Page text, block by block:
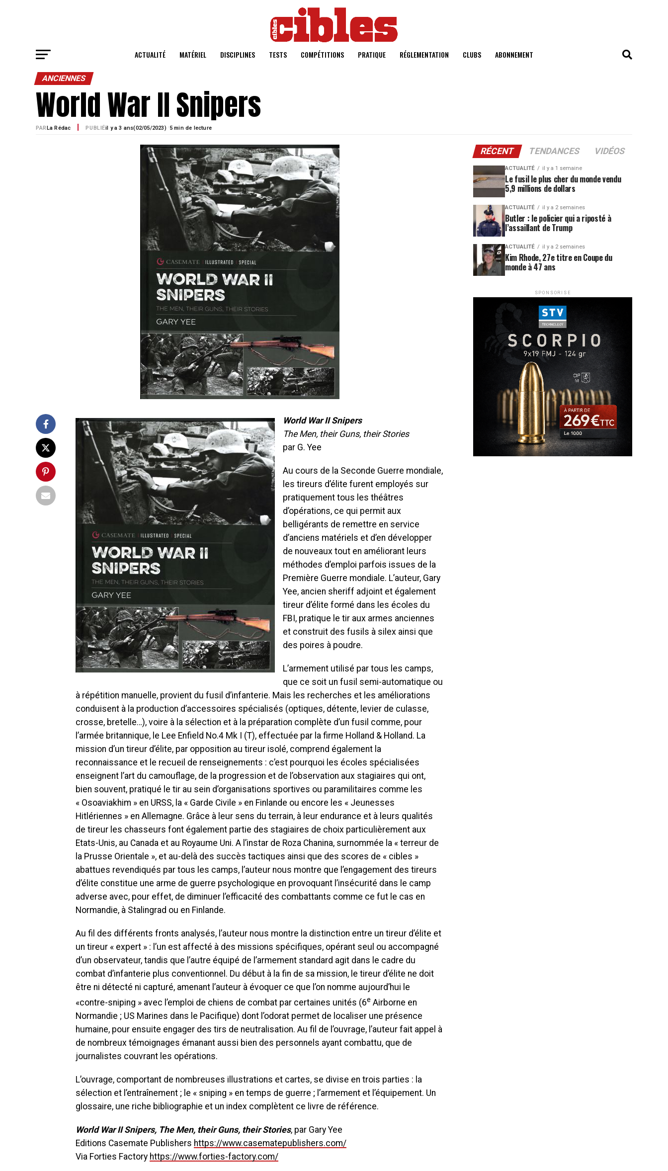
ACTUALITÉ MATÉRIEL DISCIPLINES TESTS COMPÉTITIONS PRATIQUE RÉGLEMENTATION CLUBS ABONNEMENT
ANCIENNES
World War II Snipers
PUBLIÉil y a 3 ans 02/05/2023)·5 min de lecture
PARLa Rédac
World War II Snipers
The Men, their Guns, their Stories
par G. Yee
Au cours de la Seconde Guerre mondiale,
les tireurs d’élite furent employés sur
pratiquement tous les théâtres
d’opérations, ce qui permit aux
belligérants de remettre en service
d’anciens matériels et d’en développer
de nouveaux tout en améliorant leurs
méthodes d’emploi parfois issues de la
Première Guerre mondiale. L’auteur, Gary
Yee, ancien sheriff adjoint et également
tireur d’élite formé dans les écoles du
FBI, pratique le tir aux armes anciennes
et construit des fusils à silex ainsi que
des poires à poudre.
L’armement utilisé par tous les camps,
que ce soit un fusil semi-automatique ou
à répétition manuelle, provient du fusil d’infanterie. Mais les recherches et les améliorations
conduisent à la production d’accessoires spécialisés (optiques, détente, levier de culasse,
crosse, bretelle…), voire à la sélection et à la préparation complète d’un fusil comme, pour
l’armée britannique, le Lee Enfield No.4 Mk I (T), effectuée par la firme Holland & Holland. La
mission d’un tireur d’élite, par opposition au tireur isolé, comprend également la
reconnaissance et le recueil de renseignements : c’est pourquoi les écoles spécialisées
enseignent l’art du camouflage, de la progression et de l’observation aux stagiaires qui ont,
bien souvent, pratiqué le tir au sein d’organisations sportives ou paramilitaires comme les
« Osoaviakhim » en URSS, la « Garde Civile » en Finlande ou encore les « Jeunesses
Hitlériennes » en Allemagne. Grâce à leur sens du terrain, à leur endurance et à leurs qualités
de tireur les chasseurs font également partie des stagiaires de choix particulièrement aux
Etats-Unis, au Canada et au Royaume Uni. A l’instar de Roza Chanina, surnommée la « terreur de
la Prusse Orientale », et au-delà des succès tactiques ainsi que des scores de « cibles »
abattues revendiqués par tous les camps, l’auteur nous montre que l’engagement des tireurs
d’élite constitue une arme de guerre psychologique en provoquant l’insécurité dans le camp
adverse avec, pour effet, de diminuer l’efficacité des combattants comme ce fut le cas en
Normandie, à Stalingrad ou en Finlande.
Au fil des différents fronts analysés, l’auteur nous montre la distinction entre un tireur d’élite et
un tireur « expert » : l’un est affecté à des missions spécifiques, opérant seul ou accompagné
d’un observateur, tandis que l’autre équipé de l’armement standard agit dans le cadre du
combat d’infanterie plus conventionnel. Du début à la fin de sa mission, le tireur d’élite ne doit
être ni détecté ni capturé, amenant l’auteur à évoquer ce que l’on nomme aujourd’hui le
«contre-sniping » avec l’emploi de chiens de combat par certaines unités (6e Airborne en
Normandie ; US Marines dans le Pacifique) dont l’odorat permet de localiser une présence
humaine, pour ensuite engager des tirs de neutralisation. Au fil de l’ouvrage, l’auteur fait appel à
de nombreux témoignages émanant aussi bien des personnels ayant combattu, que de
journalistes couvrant les opérations.
L’ouvrage, comportant de nombreuses illustrations et cartes, se divise en trois parties : la
sélection et l’entraînement ; le « sniping » en temps de guerre ; l’armement et l’équipement. Un
glossaire, une riche bibliographie et un index complètent ce livre de référence.
World War II Snipers, The Men, their Guns, their Stories, par Gary Yee
Editions Casemate Publishers https://www.casematepublishers.com/
Via Forties Factory https://www.forties-factory.com/
RÉCENT TENDANCES VIDÉOS
ACTUALITÉ il y a 1 semaine
Le fusil le plus cher du monde vendu
5,9 millions de dollars
ACTUALITÉ il y a 2 semaines
Butler : le policier qui a riposté à
l’assaillant de Trump
ACTUALITÉ il y a 2 semaines
Kim Rhode, 27e titre en Coupe du
monde à 47 ans
SPONSORISE